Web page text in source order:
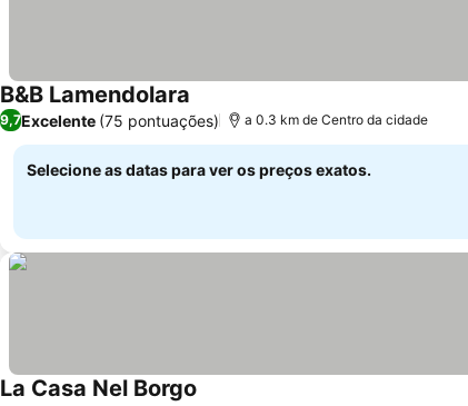
B&B Lamendolara
9,7Excelente (75 pontuações) a 0.3 km de Centro da cidade
Selecione as datas para ver os preços exatos.
La Casa Nel Borgo